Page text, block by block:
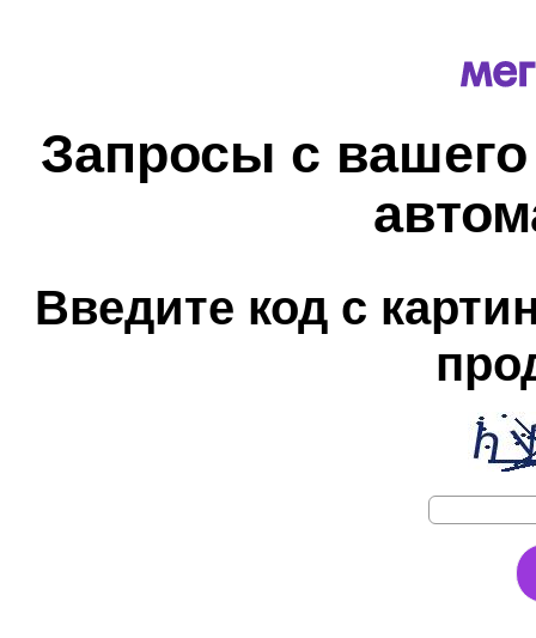
Запросы с
Введите код с